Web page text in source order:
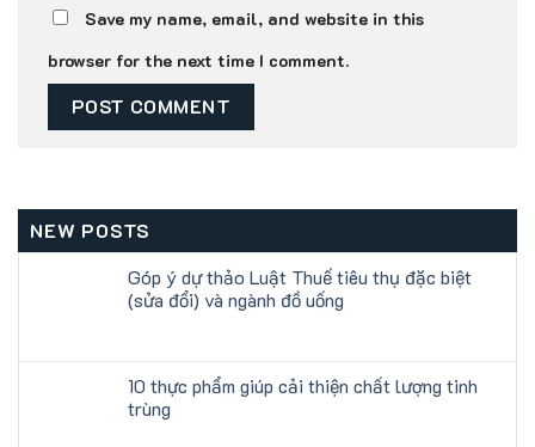
Save my name, email, and website in this
browser for the next time I comment.
NEW POSTS
Góp ý dự thảo Luật Thuế tiêu thụ đặc biệt
(sửa đổi) và ngành đồ uống
10 thực phẩm giúp cải thiện chất lượng tinh
trùng